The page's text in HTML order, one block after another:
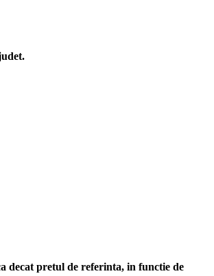
decat pretul de referinta, in functie de